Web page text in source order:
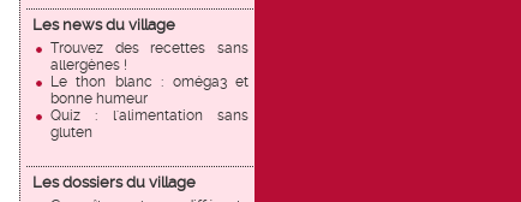
Les news du village
Trouvez des recettes sans
allergènes !
Le thon blanc : oméga3 et
bonne humeur
Quiz : l'alimentation sans
gluten
Les dossiers du village